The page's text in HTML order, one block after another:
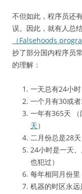
不但如此，程序员还
误。因此，就有人总
（Falsehoods
抄了部分国内程序员
的理解：
一天总有24小时
一个月有30或者
一年有365天 （
天）
二月份总是28天
24小时是一天
也犯过）
每年相同月份
机器的时区永